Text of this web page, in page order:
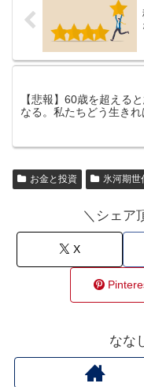
【悲報】60歳を超える
なる。私たちどう生き
お金と投資 氷河期世
＼シェア
X
なな